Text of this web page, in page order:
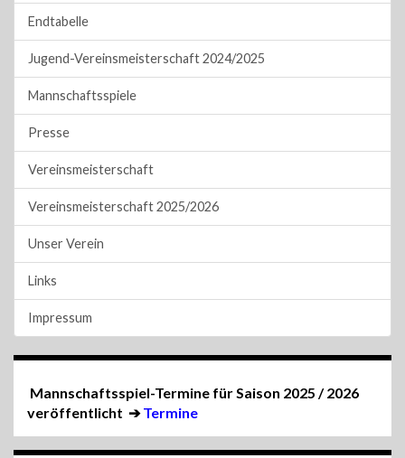
Endtabelle
Jugend-Vereinsmeisterschaft 2024/2025
Mannschaftsspiele
Presse
Vereinsmeisterschaft
Vereinsmeisterschaft 2025/2026
Unser Verein
Links
Impressum
Mannschaftsspiel-Termine für Saison 2025 / 2026
veröffentlicht ➔Termine